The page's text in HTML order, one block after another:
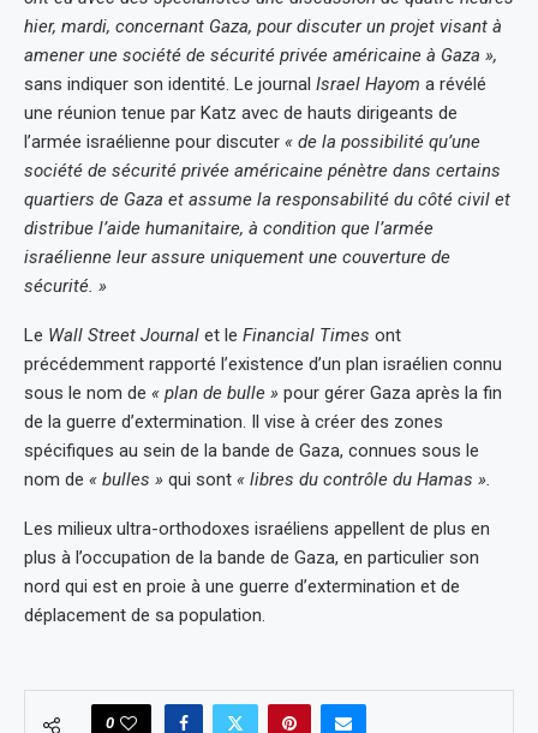
hier, mardi, concernant Gaza, pour discuter un projet visant à
amener une société de sécurité privée américaine à Gaza »,
sans indiquer son identité. Le journal Israel Hayom a révélé
une réunion tenue par Katz avec de hauts dirigeants de
l’armée israélienne pour discuter « de la possibilité qu’une
société de sécurité privée américaine pénètre dans certains
quartiers de Gaza et assume la responsabilité du côté civil et
distribue l’aide humanitaire, à condition que l’armée
israélienne leur assure uniquement une couverture de
sécurité. »
Le Wall Street Journal et le Financial Times ont
précédemment rapporté l’existence d’un plan israélien connu
sous le nom de « plan de bulle » pour gérer Gaza après la fin
de la guerre d’extermination. Il vise à créer des zones
spécifiques au sein de la bande de Gaza, connues sous le
nom de « bulles » qui sont « libres du contrôle du Hamas ».
Les milieux ultra-orthodoxes israéliens appellent de plus en
plus à l’occupation de la bande de Gaza, en particulier son
nord qui est en proie à une guerre d’extermination et de
déplacement de sa population.
0